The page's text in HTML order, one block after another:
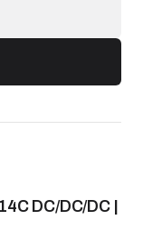
DC/DC/DC |